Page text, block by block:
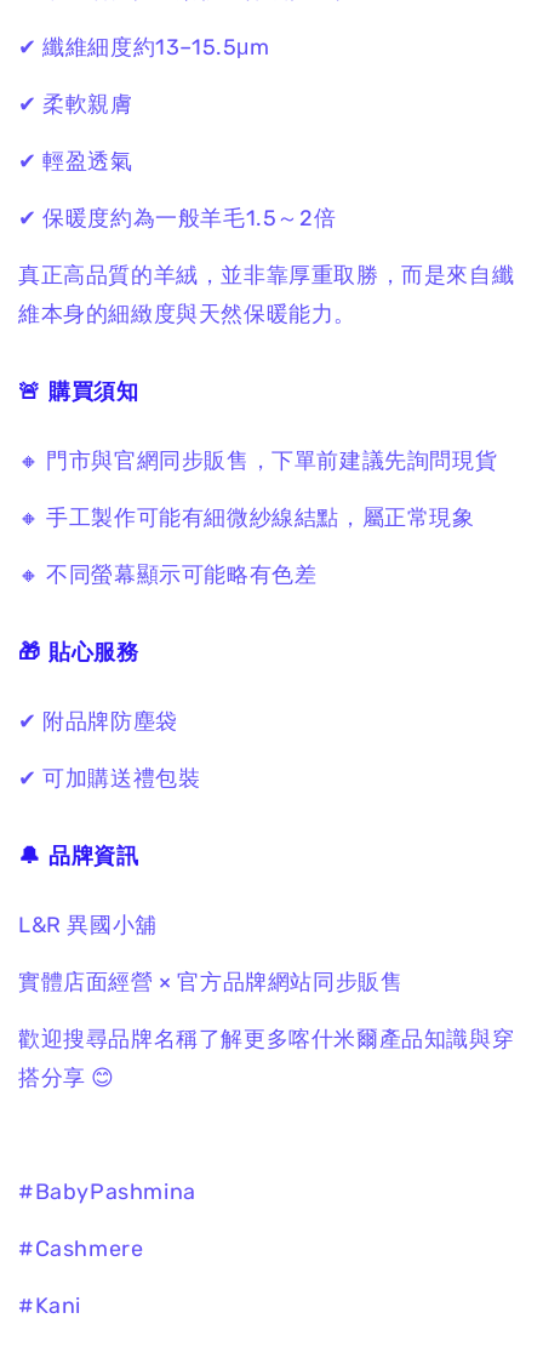
✔ 纖維細度約13–15.5μm
✔ 柔軟親膚
✔ 輕盈透氣
✔ 保暖度約為一般羊毛1.5～2倍
真正高品質的羊絨，並非靠厚重取勝，而是來自纖
維本身的細緻度與天然保暖能力。
🚨 購買須知
🔸 門市與官網同步販售，下單前建議先詢問現貨
🔸 手工製作可能有細微紗線結點，屬正常現象
🔸 不同螢幕顯示可能略有色差
🎁 貼心服務
✔ 附品牌防塵袋
✔ 可加購送禮包裝
🔔 品牌資訊
L&R 異國小舖
實體店面經營 × 官方品牌網站同步販售
歡迎搜尋品牌名稱了解更多喀什米爾產品知識與穿
搭分享 😊
#BabyPashmina
#Cashmere
#Kani